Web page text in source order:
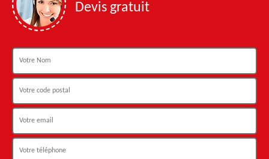
Devis gratuit